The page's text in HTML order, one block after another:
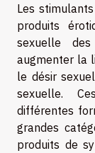
Les
produits
sexuelle
augmenter la
le désir
sexuelle.
différentes
grandes
produits de